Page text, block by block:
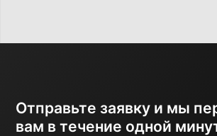
Отправьте заявку и мы
вам в течение одной